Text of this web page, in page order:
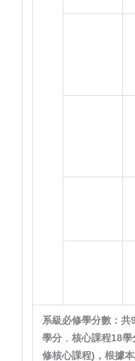
系級必修學分數：共
學分 ，核心課程18學
修核心課程) ，根據